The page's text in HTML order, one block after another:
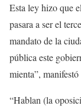
Esta ley hizo que
pasara a ser el
mandato de la
pública este
mienta”,
“Hablan (la